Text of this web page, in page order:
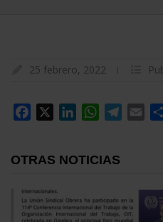
25 febrero, 2022
Facebook LinkedInWhatsApp
OTRAS NOTICIAS